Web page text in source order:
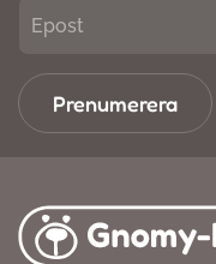
Prenumerera